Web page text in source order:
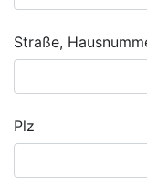
Straße,
Plz